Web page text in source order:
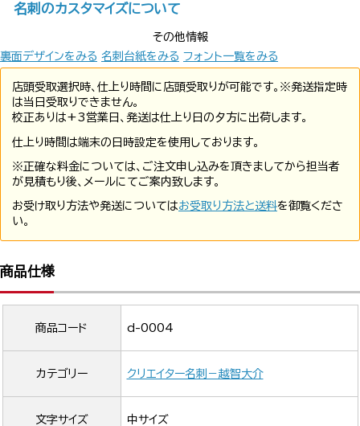
名刺のカスタマイズについて
その他情報
裏面デザインをみる 名刺台紙をみる フォント一覧をみる
店頭受取選択時、仕上り時間に店頭受取りが可能です。※発送指定時
は当日受取りできません。
校正ありは+3営業日、発送は仕上り日の夕方に出荷します。
仕上り時間は端末の日時設定を使用しております。
※正確な料金については、ご注文申し込みを頂きましてから担当者
が見積もり後、メールにてご案内致します。
お受け取り方法や発送についてはお受取り方法と送料を御覧くださ
い。
商品仕様
商品コード d-0004
カテゴリー クリエイター名刺－越智大介
文字サイズ 中サイズ